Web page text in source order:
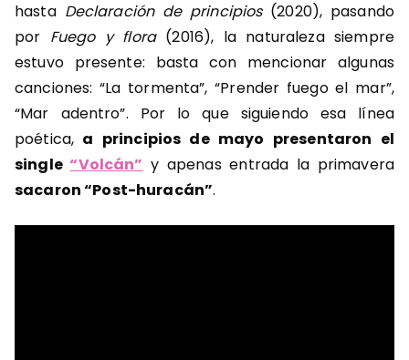
hastaDeclaración de principios(2020), pasando
por Fuego y flora(2016), la naturaleza siempre
estuvo presente: basta con mencionar algunas
canciones: “La tormenta”, “Prender fuego el mar”,
“Mar adentro”. Por lo que siguiendo esa línea
poética, a principios de mayo presentaron el
single“Volcán” y apenas entrada la primavera
sacaron “Post-huracán”.